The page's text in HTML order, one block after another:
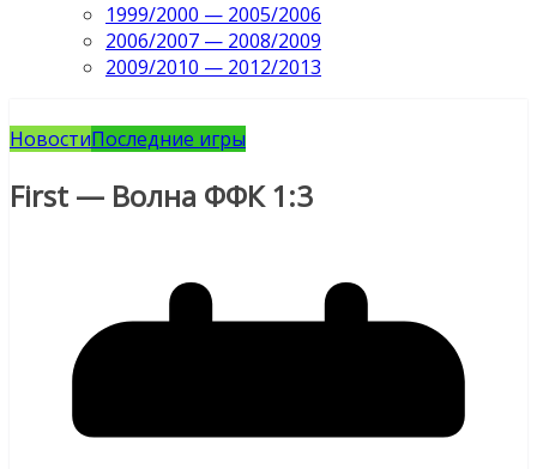
1999/2000 — 2005/2006
2006/2007 — 2008/2009
2009/2010 — 2012/2013
НовостиПоследние игры
First — Волна ФФК 1:3